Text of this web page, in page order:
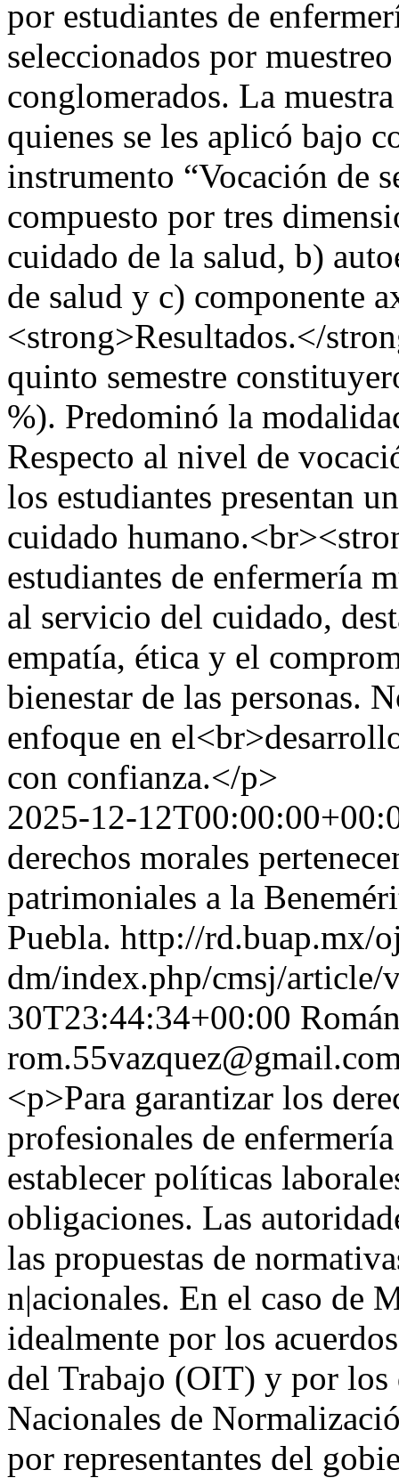
por estudiantes de
seleccionados por
conglomerados. La
quienes se les aplicó bajo
instrumento “Vocación de
compuesto por tres
cuidado de la salud, b)
de salud y c) componente
<strong>Resultados.</
quinto semestre
%). Predominó la
Respecto al nivel de
los estudiantes presentan
cuidado
estudiantes de enfermería
al servicio del cuidado,
empatía, ética y el
bienestar de las personas.
enfoque en
con confianza.</p>
2025-12-
derechos morales
patrimoniales a la
Puebla. http://rd.buap.mx/
dm/index.php/cmsj/article/
30T23:44:34+00:00
<p>Para garantizar los
profesionales de
establecer políticas
obligaciones. Las
las propuestas de
n|acionales. En el caso de
idealmente por los
del Trabajo (OIT) y por
Nacionales de
por representantes del